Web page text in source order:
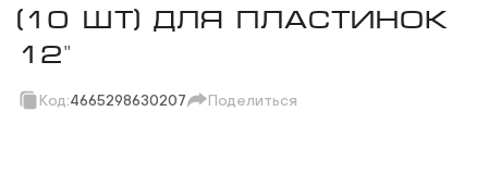
(10 ШТ) ДЛЯ ПЛАСТИНОК
12"
Код:4665298630207 Поделиться